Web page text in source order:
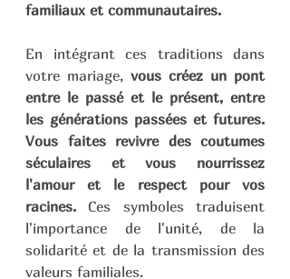
familiaux et communautaires.
En intégrant ces traditions dans
votre mariage, vous créez un pont
entre le passé et le présent, entre
les générations passées et futures.
Vous faites revivre des coutumes
séculaires et vous nourrissez
l'amour et le respect pour vos
racines. Ces symboles traduisent
l'importance de l'unité, de la
solidarité et de la transmission des
valeurs familiales.